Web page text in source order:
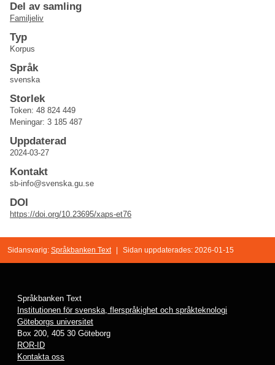
Del av samling
Familjeliv
Typ
Korpus
Språk
svenska
Storlek
Token: 48 824 449
Meningar: 3 185 487
Uppdaterad
2024-03-27
Kontakt
sb-info@svenska.gu.se
DOI
https://doi.org/10.23695/xaps-et76
Sidansvarig: Språkbanken Text Sidan uppdaterades: 2026-01-15
Språkbanken Text
Institutionen för svenska, flerspråkighet och språkteknologi
Göteborgs universitet
Box 200, 405 30 Göteborg
ROR-ID
Kontakta oss